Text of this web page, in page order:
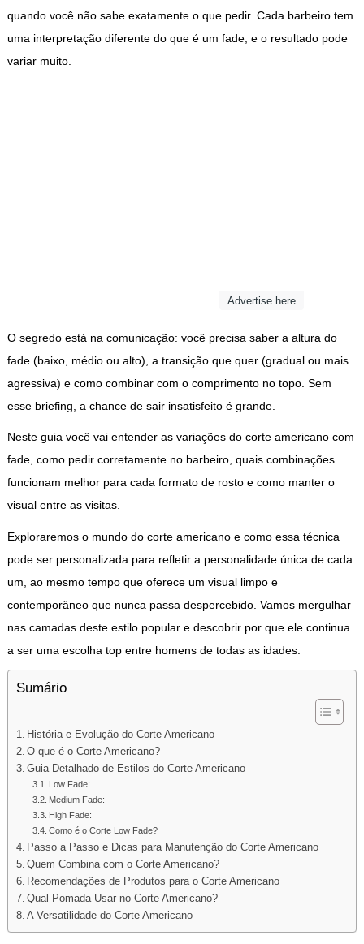
quando você não sabe exatamente o que pedir. Cada barbeiro tem
uma interpretação diferente do que é um fade, e o resultado pode
variar muito.
Advertise here
O segredo está na comunicação: você precisa saber a altura do
fade (baixo, médio ou alto), a transição que quer (gradual ou mais
agressiva) e como combinar com o comprimento no topo. Sem
esse briefing, a chance de sair insatisfeito é grande.
Neste guia você vai entender as variações do corte americano com
fade, como pedir corretamente no barbeiro, quais combinações
funcionam melhor para cada formato de rosto e como manter o
visual entre as visitas.
Exploraremos o mundo do corte americano e como essa técnica
pode ser personalizada para refletir a personalidade única de cada
um, ao mesmo tempo que oferece um visual limpo e
contemporâneo que nunca passa despercebido. Vamos mergulhar
nas camadas deste estilo popular e descobrir por que ele continua
a ser uma escolha top entre homens de todas as idades.
Sumário
História e Evolução do Corte Americano
O que é o Corte Americano?
Guia Detalhado de Estilos do Corte Americano
Low Fade:
Medium Fade:
High Fade:
Como é o Corte Low Fade?
Passo a Passo e Dicas para Manutenção do Corte Americano
Quem Combina com o Corte Americano?
Recomendações de Produtos para o Corte Americano
Qual Pomada Usar no Corte Americano?
A Versatilidade do Corte Americano